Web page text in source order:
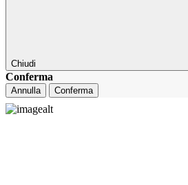
Chiudi
Conferma
Annulla Conferma